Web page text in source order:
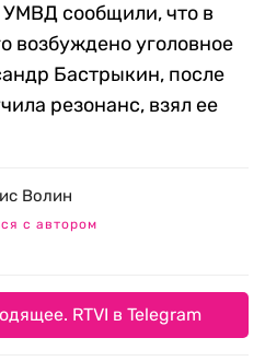
УМВД сообщили, что в
возбуждено уголовное
Бастрыкин, после
резонанс, взял ее
Волин
с автором
RTVI в Telegram